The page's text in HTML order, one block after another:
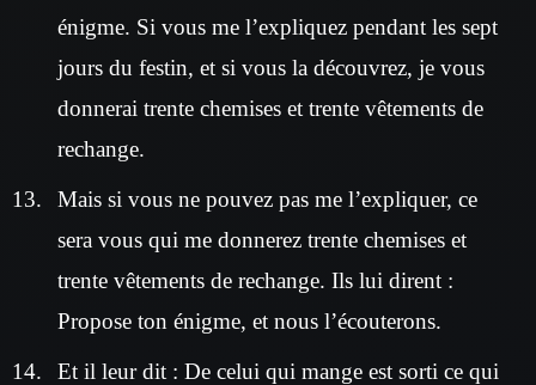
énigme. Si vous me l’expliquez pendant les sept
jours du festin, et si vous la découvrez, je vous
donnerai trente chemises et trente vêtements de
rechange.
Mais si vous ne pouvez pas me l’expliquer, ce
sera vous qui me donnerez trente chemises et
trente vêtements de rechange. Ils lui dirent :
Propose ton énigme, et nous l’écouterons.
Et il leur dit : De celui qui mange est sorti ce qui